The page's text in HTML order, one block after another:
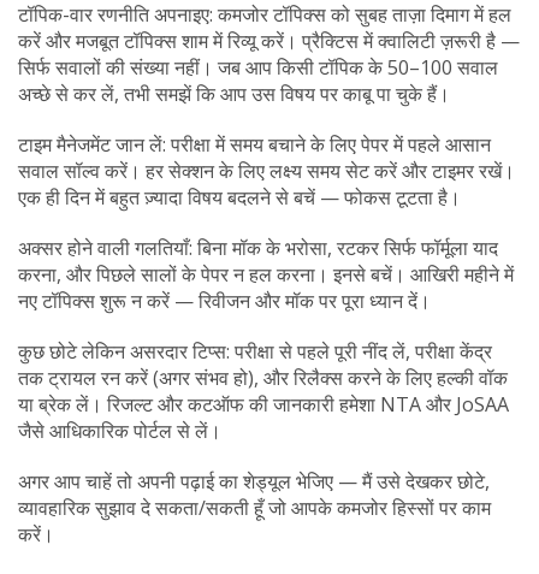
टॉपिक-वार रणनीति अपनाइए: कमजोर टॉपिक्स को सुबह ताज़ा दिमाग में हल
करें और मजबूत टॉपिक्स शाम में रिव्यू करें। प्रैक्टिस में क्वालिटी ज़रूरी है —
सिर्फ सवालों की संख्या नहीं। जब आप किसी टॉपिक के 50–100 सवाल
अच्छे से कर लें, तभी समझें कि आप उस विषय पर काबू पा चुके हैं।
टाइम मैनेजमेंट जान लें: परीक्षा में समय बचाने के लिए पेपर में पहले आसान
सवाल सॉल्व करें। हर सेक्शन के लिए लक्ष्य समय सेट करें और टाइमर रखें।
एक ही दिन में बहुत ज़्यादा विषय बदलने से बचें — फोकस टूटता है।
अक्सर होने वाली गलतियाँ: बिना मॉक के भरोसा, रटकर सिर्फ फॉर्मूला याद
करना, और पिछले सालों के पेपर न हल करना। इनसे बचें। आखिरी महीने में
नए टॉपिक्स शुरू न करें — रिवीजन और मॉक पर पूरा ध्यान दें।
कुछ छोटे लेकिन असरदार टिप्स: परीक्षा से पहले पूरी नींद लें, परीक्षा केंद्र
तक ट्रायल रन करें (अगर संभव हो), और रिलैक्स करने के लिए हल्की वॉक
या ब्रेक लें। रिजल्ट और कटऑफ की जानकारी हमेशा NTA और JoSAA
जैसे आधिकारिक पोर्टल से लें।
अगर आप चाहें तो अपनी पढ़ाई का शेड्यूल भेजिए — मैं उसे देखकर छोटे,
व्यावहारिक सुझाव दे सकता/सकती हूँ जो आपके कमजोर हिस्सों पर काम
करें।